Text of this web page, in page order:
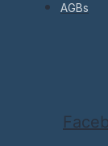
AGBs